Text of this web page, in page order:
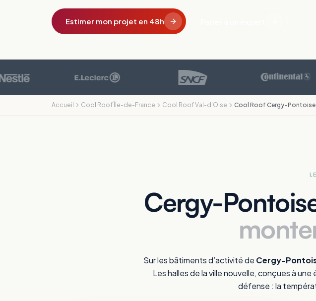
Estimer mon projet en 48h
Accueil Cool Roof Île-de-France Cool Roof Val-d'Oise Cool Roof Cergy-Pontoise
Cergy-
Sur les bâtiments d’activité de Cergy-
Les halles de la ville nouvelle, conçues à
défense : la